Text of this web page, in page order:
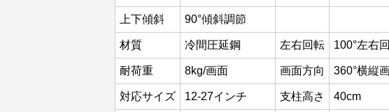
上下傾斜 90°傾斜調節
材質 冷間圧延鋼 左右回転 100°左右
耐荷重 8kg/画面 画面方向 360°横縦
対応サイズ 12-27インチ 支柱高さ 40cm